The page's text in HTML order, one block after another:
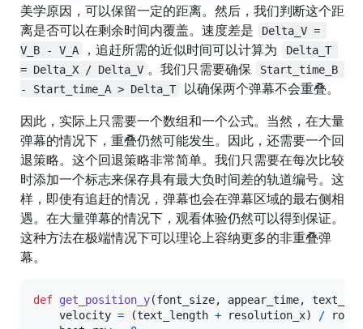
美学原因，可以保留一定的距离。然后，我们判断这个距
离是否可以在剩余时间内覆盖。速度差是
Delta_V =
V_B - V_A
，追赶所需的近似时间可以计算为
Delta_T
= Delta_X / Delta_V 。我们只需要确保
Start_time_B
- Start_time_A > Delta_T
以确保两个弹幕不会重叠。
因此，实际上只需要一个数组和一个公式。当然，在大量
弹幕的情况下，重叠仍然可能发生。因此，还需要一个回
退策略。这个回退策略非常简单。我们只需要在每次比较
时添加一个标志来保存具有最大负时间差的轨道编号。这
样，即使有追赶的情况，弹幕也会在弹幕区域的最右侧相
遇。在大量弹幕的情况下，观看体验仍然可以得到保证。
这种方法在极端情况下可以理论上容纳更多的非重叠弹
幕。
def get_position_y(font_size, appear_time,
velocity = (text_length + resolution_x) /